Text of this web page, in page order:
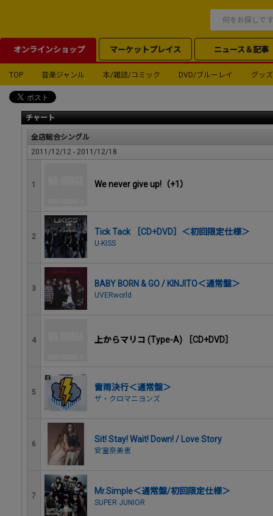
オンラインショップ マーケットプレイス ニュース＆記事
TOP 音楽ジャンル 本/雑誌/コミック DVD/ブルーレイ グッズ
チャート
全店総合シングル
2011/12/12 - 2011/12/18
1 We never give up!（+1）
2 Tick Tack ［CD+DVD］＜初回限定仕様＞
U-KISS
3 BABY BORN & GO / KINJITO＜通常盤＞
UVERworld
4 上からマリコ (Type-A) ［CD+DVD］
5 雷雨決行＜通常盤＞
ザ・クロマニヨンズ
6 Sit! Stay! Wait! Down! / Love Story
安室奈美恵
7 Mr.Simple＜通常盤/初回限定仕様＞
SUPER JUNIOR